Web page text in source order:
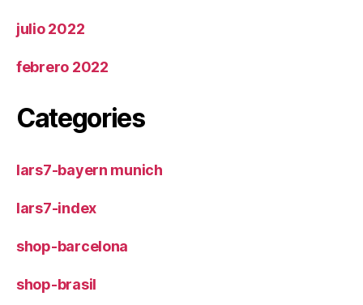
julio 2022
febrero 2022
Categories
lars7-bayern munich
lars7-index
shop-barcelona
shop-brasil